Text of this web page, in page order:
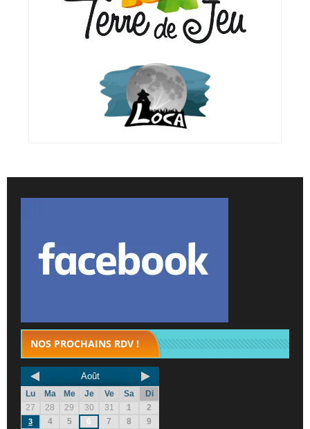
NOS PROCHAINS RDV !
Août
Lu Ma Me Je Ve Sa
Di
27
28 29 30 31 1 2
3 4 5 6 7 8 9